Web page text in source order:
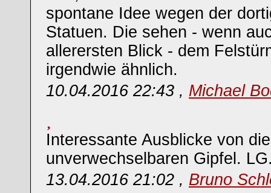
spontane Idee wegen der
Statuen. Die sehen - wenn
allerersten Blick - dem
irgendwie ähnlich.
10.04.2016 22:43 , Michael
Interessante Ausblicke von
unverwechselbaren Gipfel.
13.04.2016 21:02 , Bruno